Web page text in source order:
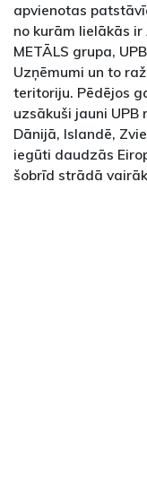
apvienotas
no kurām lielākās ir
METĀLS grupa,
Uzņēmumi un to
teritoriju. Pēdējos
uzsākuši jauni UPB
Dānijā, Islandē,
iegūti daudzās
šobrīd strādā